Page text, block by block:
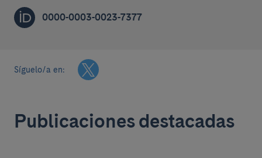
0000-0003-0023-7377
Síguelo/a en:
Publicaciones destacadas